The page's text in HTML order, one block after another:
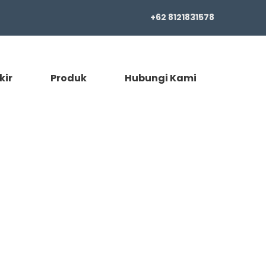
+62 8121831578
Produk Hubungi Kami